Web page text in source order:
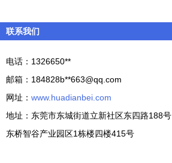
联系我们
电话：1326650**
邮箱：184828b**663@qq.com
网址： www.huadianbei.com
地址：东莞市东城街道立新社区东四路188号
东桥智谷产业园区1栋楼四楼415号